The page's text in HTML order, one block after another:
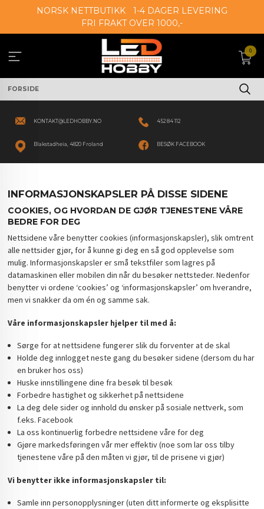
NORSK NETTBUTIKK
1-4 DAGER LEVERING
FRI FRAKT OVER 1000,-
0
FORSIDE
KONTAKT@LEDHOBBY.NO 452 84 112
Blakstadheia, 4820 Froland BESØK FACEBOOK
INFORMASJONSKAPSLER PÅ DISSE SIDENE
COOKIES, OG HVORDAN DE GJØR TJENESTENE VÅRE
BEDRE FOR DEG
Nettsidene våre benytter cookies (informasjonskapsler), slik omtrent
alle nettsider gjør, for å kunne gi deg en så god opplevelse som
mulig. Informasjonskapsler er små tekstfiler som lagres på
datamaskinen eller mobilen din når du besøker nettsteder. Nedenfor
benytter vi ordene ‘cookies’ og ‘informasjonskapsler’ om hverandre,
men vi snakker da om én og samme sak.
Våre informasjonskapsler hjelper til med å:
Sørge for at nettsidene fungerer slik du forventer at de skal
Holde deg innlogget neste gang du besøker sidene (dersom du har
en bruker hos oss)
Huske innstillingene dine fra besøk til besøk
Forbedre hastighet og sikkerhet på nettsidene
La deg dele sider og innhold du ønsker på sosiale nettverk, som
f.eks. Facebook
La oss kontinuerlig forbedre nettsidene våre for deg
Gjøre markedsføringen vår mer effektiv (noe som lar oss tilby
tjenestene våre på den måten vi gjør, til de prisene vi gjør)
Vi benytter ikke informasjonskapsler til:
Samle inn personopplysninger (uten ditt informerte og eksplisitte